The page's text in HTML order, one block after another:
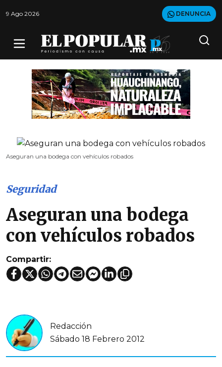
9 Ago 2026 DENUNCIA
Aseguran una bodega con vehículos robados
Seguridad
Aseguran una bodega
con vehículos robados
Compartir:
Redacción
Sábado 18 Febrero 2012